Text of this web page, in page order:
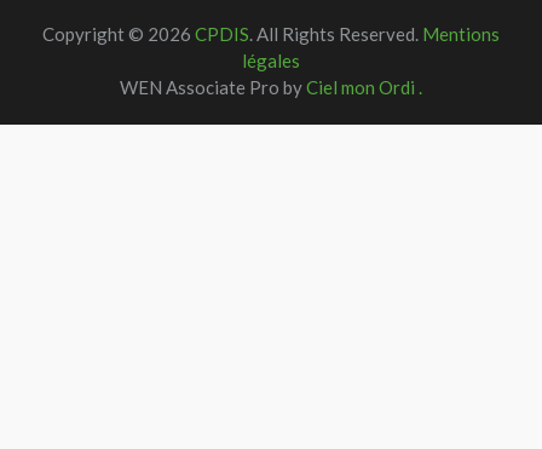
Copyright © 2026 CPDIS . All Rights Reserved. Mentions
légales
WEN Associate Pro byCiel mon Ordi .